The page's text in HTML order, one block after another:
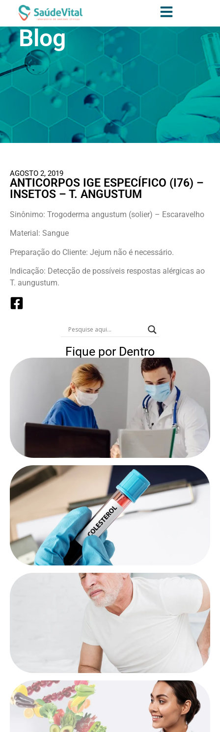
Blog
AGOSTO 2, 2019
ANTICORPOS IGE ESPECÍFICO (I76) –
INSETOS – T. ANGUSTUM
Sinônimo: Trogoderma angustum (solier) – Escaravelho
Material: Sangue
Preparação do Cliente: Jejum não é necessário.
Indicação: Detecção de possíveis respostas alérgicas ao
T. aungustum.
Fique por Dentro